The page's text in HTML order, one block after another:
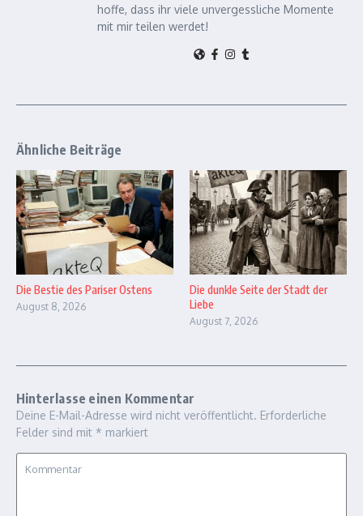
hoffe, dass ihr viele unvergessliche Momente
mit mir teilen werdet!
Ähnliche Beiträge
Die Bestie des Pariser Ostens
August 8, 2026
Die dunkle Seite der Stadt der
Liebe
August 7, 2026
Hinterlasse einen Kommentar
Deine E-Mail-Adresse wird nicht veröffentlicht. Erforderliche
Felder sind mit * markiert